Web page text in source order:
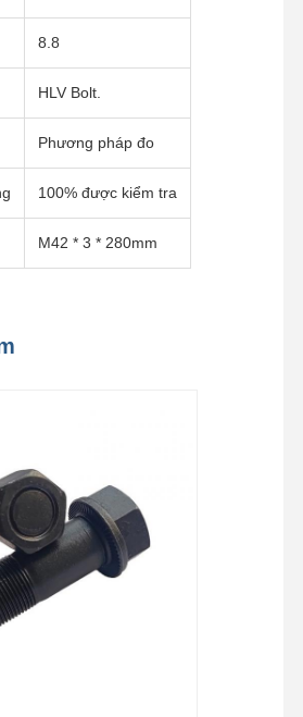
Sản
8.8
HLV Bolt.
Phương pháp đo
100% được kiểm tra
M42 * 3 * 280mm